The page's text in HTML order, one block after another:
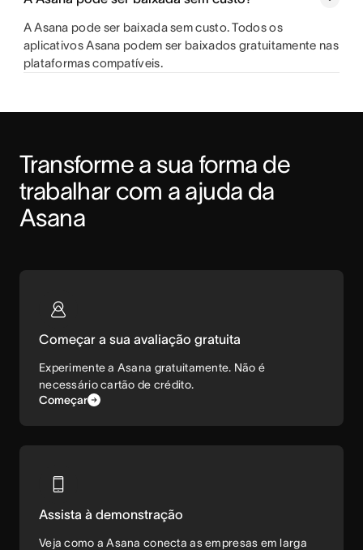
A Asana pode ser baixada sem custo. Todos os
aplicativos Asana podem ser baixados gratuitamente nas
plataformas compatíveis.
Transforme a sua forma de
trabalhar com a ajuda da
Asana
Começar a sua avaliação gratuita
Experimente a Asana gratuitamente. Não é
necessário cartão de crédito.
Começar
Assista à demonstração
Veja como a Asana conecta as empresas em larga